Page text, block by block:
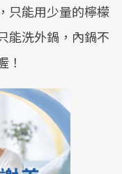
只能用少量的檸檬
能洗外鍋，內鍋不
！